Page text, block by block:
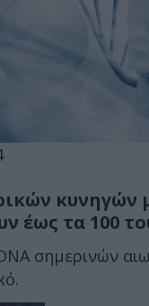
κυνηγών
έως τα 100
σημερινών